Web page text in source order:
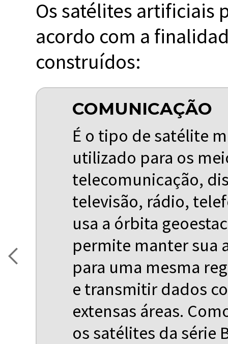
Os satélites artificiais
acordo com a
construídos:
COMUNICAÇÃO
É o tipo de satélite
utilizado para os
telecomunicação,
televisão, rádio,
usa a órbita
permite manter sua
para uma mesma
e transmitir dados
extensas áreas.
os satélites da série